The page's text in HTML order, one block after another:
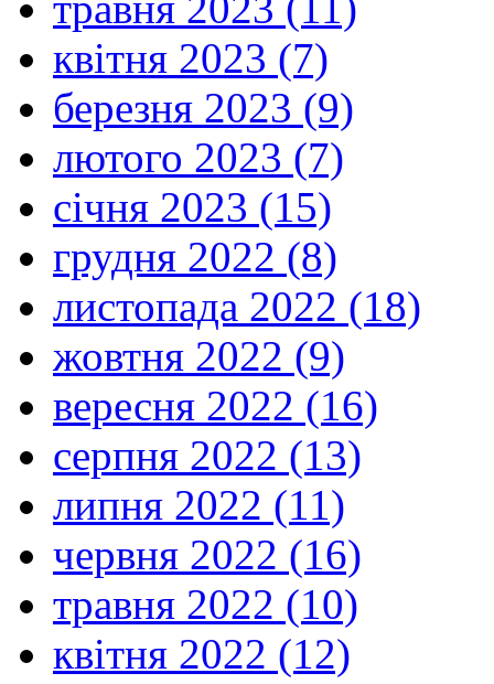
квітня 2023 (7)
березня 2023 (9)
лютого 2023 (7)
січня 2023 (15)
грудня 2022 (8)
листопада 2022 (18)
жовтня 2022 (9)
вересня 2022 (16)
серпня 2022 (13)
липня 2022 (11)
червня 2022 (16)
травня 2022 (10)
квітня 2022 (12)